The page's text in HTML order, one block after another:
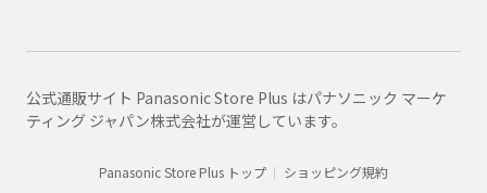
公式通販サイト Panasonic Store Plus はパナソニック マーケ
ティング ジャパン株式会社が運営しています。
Panasonic Store Plus トップ
ショッピング規約